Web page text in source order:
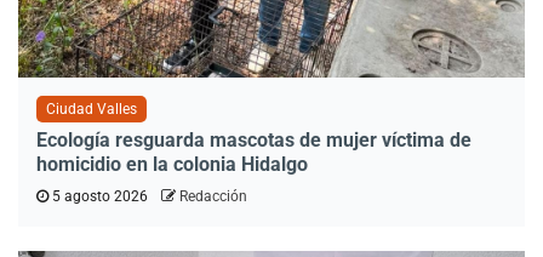
Ciudad Valles
Ecología resguarda mascotas de mujer víctima de
homicidio en la colonia Hidalgo
5 agosto 2026 Redacción